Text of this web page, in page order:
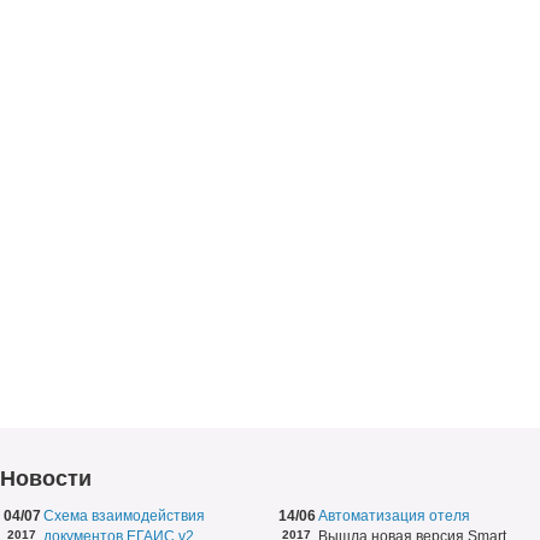
Новости
04/07
2017
Схема взаимодействия
документов ЕГАИС v2
14/06
2017
Автоматизация отеля
Вышла новая версия Smart